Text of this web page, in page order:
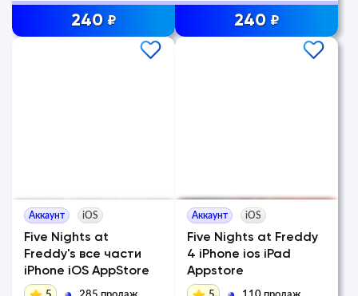
240 ₽ 240 ₽
Аккаунт iOS
Five Nights at
Freddy's все части
iPhone iOS AppStore
Аккаунт iOS
Five Nights at Freddy
4 iPhone ios iPad
Appstore